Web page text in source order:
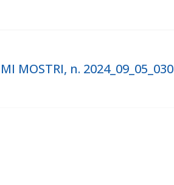
MOSTRI, n. 2024_09_05_030